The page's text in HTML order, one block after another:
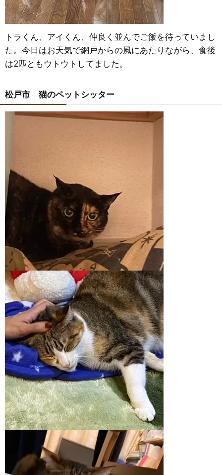
トラくん、アイくん、仲良く並んでご飯を待っていまし
た。今日はお天気で網戸からの風にあたりながら、食後
は2匹ともウトウトしてました。
松戸市 猫のペットシッター